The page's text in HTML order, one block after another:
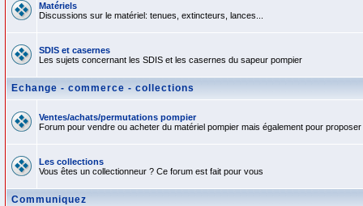
Matériels
Discussions sur le matériel: tenues, extincteurs, lances...
SDIS et casernes
Les sujets concernant les SDIS et les casernes du sapeur pompier
Echange - commerce - collections
Ventes/achats/permutations pompier
Forum pour vendre ou acheter du matériel pompier mais également pour
Les collections
Vous êtes un collectionneur ? Ce forum est fait pour vous
Communiquez